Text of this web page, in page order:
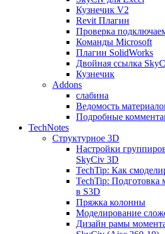
Кузнечик V2
Revit Плагин
Проверка
Команды Microsoft
Плагин SolidWorks
Двойная ссылка
Кузнечик
Addons
слабина
Ведомость
Подробные
TechNotes
Структурное 3D
Настройки
SkyCiv 3D
TechTip: Как
TechTip: Подготовка
в S3D
Пряжка колонны
Моделирование
Дизайн рамы